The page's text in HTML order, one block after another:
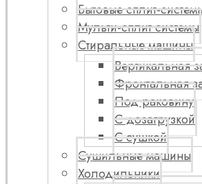
Бытовые сплит-
Мульти-сплит системы
Стиральные машины
Вертикальная
Фронтальная
Под раковину
С дозагрузкой
С сушкой
Сушильные машины
Холодильники